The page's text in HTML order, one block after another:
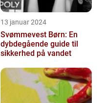
13 januar 2024
Svømmevest Børn: En
dybdegående guide til
sikkerhed på vandet